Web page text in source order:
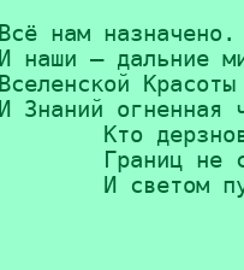
Всё нам
И наши — дальние
Вселенской
И Знаний